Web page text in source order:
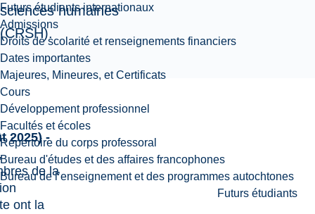
Futurs étudiants internationaux
Admissions
Droits de scolarité et renseignements financiers
Dates importantes
Majeures, Mineures, et Certificats
Cours
Développement professionnel
Facultés et écoles
Répertoire du corps professoral
Bureau d'études et des affaires francophones
Bureau de l’enseignement et des programmes autochtones
Futurs étudiants
sciences humaines
(CRSH).
2025) -
de la
ont la